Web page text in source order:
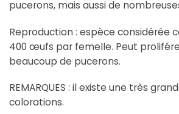
pucerons, mais aussi de
Reproduction : espèce considérée
400 œufs par femelle. Peut
beaucoup de pucerons.
REMARQUES : il existe une très
colorations.